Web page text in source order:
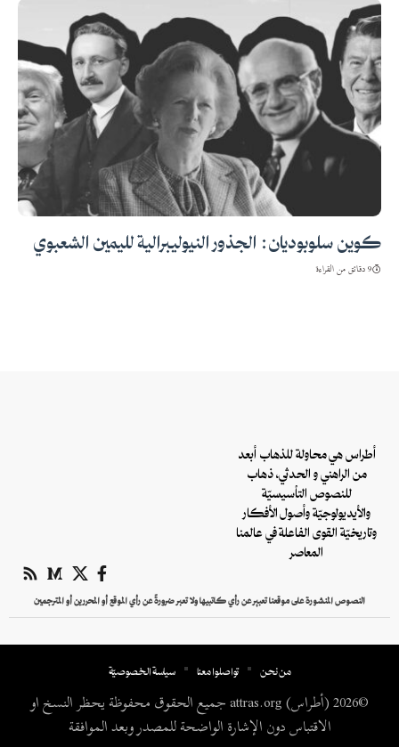
كوين سلوبوديان: الجذور النيوليبرالية لليمين الشعبوي
9 دقائق من القراءة
أطراس هي محاولة للذهاب أبعد
من الراهني و الحدثي، ذهاب
للنصوص التأسيسيّة
والأيديولوجيّة وأصول الأفكار
وتاريخيّة القوى الفاعلة في عالمنا
المعاصر
النصوص المنشورة على موقعنا تعبير عن رأي كاتبيها ولا تعبر ضرورةً عن رأي الموقع أو المحررين أو المترجمين
©2026 (أطراس) attras.org جميع الحقوق محفوظة يحظر النسخ او
الاقتباس دون الإشارة الواضحة للمصدر وبعد الموافقة
من نحن تواصلوا معنا سياسة الخصوصيّة